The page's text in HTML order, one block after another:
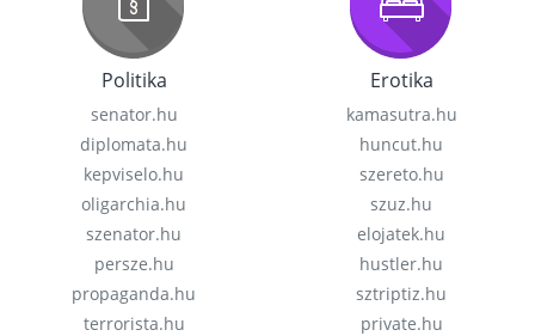
Politika
senator.hu
diplomata.hu
kepviselo.hu
oligarchia.hu
szenator.hu
persze.hu
propaganda.hu
terrorista.hu
Erotika
kamasutra.hu
huncut.hu
szereto.hu
szuz.hu
elojatek.hu
hustler.hu
sztriptiz.hu
private.hu